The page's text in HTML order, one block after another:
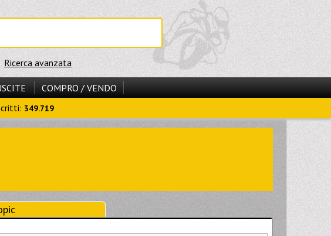
Ricerca avanzata
COMPRO / VENDO
349.719